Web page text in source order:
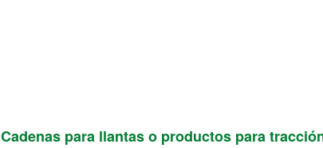
Cadenas para llantas o productos para